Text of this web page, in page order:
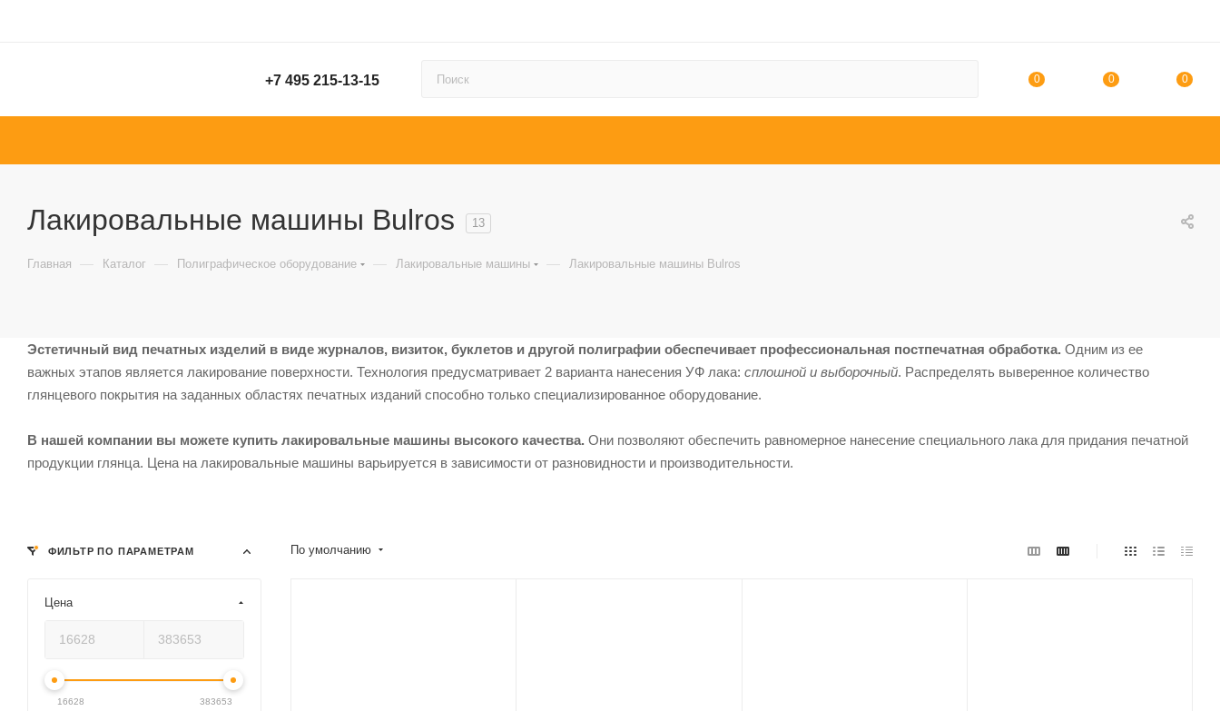
+7 495 215-13-15 0 0 0
Лакировальные машины Bulros 13
Главная — Каталог — Полиграфическое оборудование — Лакировальные машины — Лакировальные машины Bulros
Эстетичный вид печатных изделий в виде журналов, визиток, буклетов и другой полиграфии обеспечивает профессиональная постпечатная обработка. Одним из ее
важных этапов является лакирование поверхности. Технология предусматривает 2 варианта нанесения УФ лака: сплошной и выборочный. Распределять выверенное количество
глянцевого покрытия на заданных областях печатных изданий способно только специализированное оборудование.
В нашей компании вы можете купить лакировальные машины высокого качества. Они позволяют обеспечить равномерное нанесение специального лака для придания печатной
продукции глянца. Цена на лакировальные машины варьируется в зависимости от разновидности и производительности.
По умолчанию
ФИЛЬТР ПО ПАРАМЕТРАМ
Цена
16628 383653